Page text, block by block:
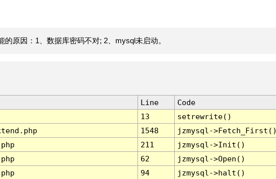
原因：1、数据库密码不对; 2、mysql未启动。
Line
Code
13
setrewrite()
1548
jzmysql-
211
jzmysql->Init()
62
jzmysql->Open()
94
jzmysql->halt()